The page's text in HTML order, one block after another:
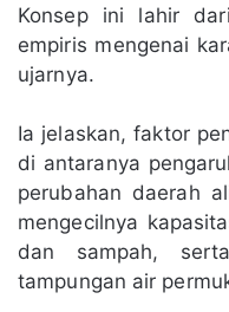
Konsep ini lahir
empiris mengenai
ujarnya.
Ia jelaskan, faktor
di antaranya
perubahan daerah
mengecilnya
dan sampah,
tampungan air